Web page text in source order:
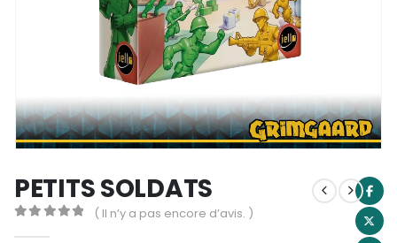
PETITS SOLDATS
( Il n’y a pas encore d’avis. )